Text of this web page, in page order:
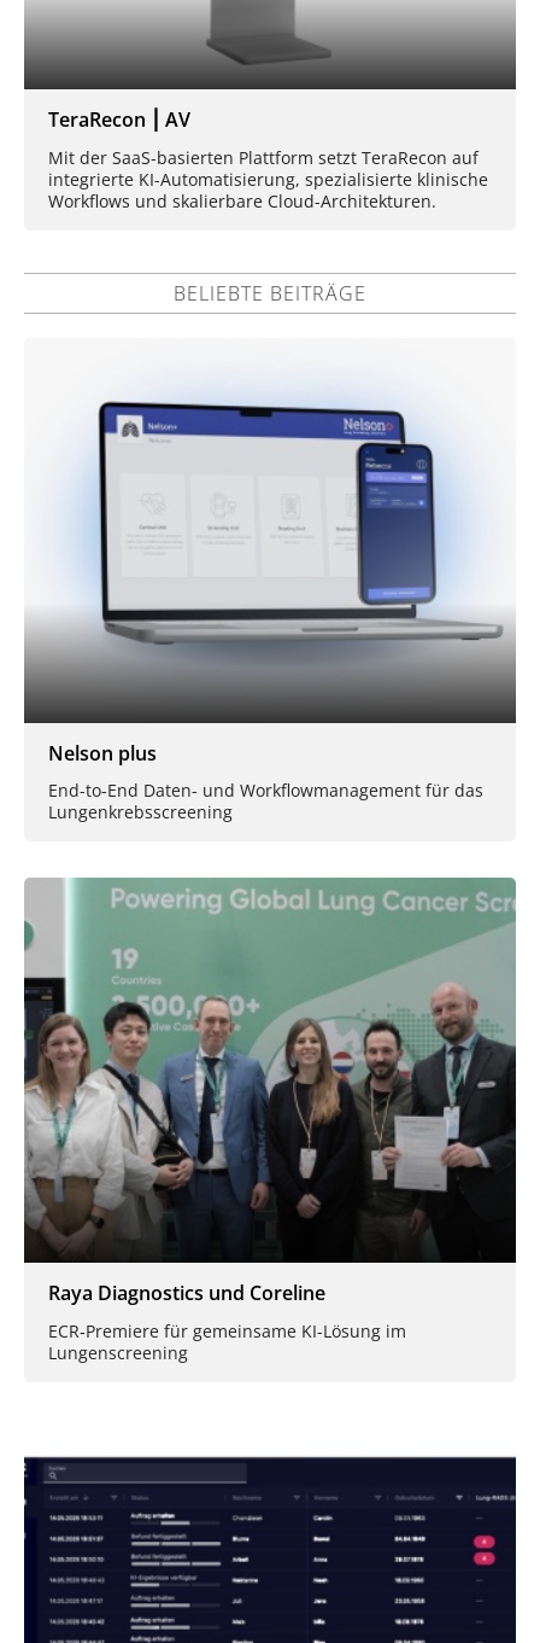
TeraRecon ⎮ AV
Mit der SaaS-basierten Plattform setzt TeraRecon auf
integrierte KI-Automatisierung, spezialisierte klinische
Workflows und skalierbare Cloud-Architekturen.
BELIEBTE BEITRÄGE
Nelson plus
End-to-End Daten- und Workflowmanagement für das
Lungenkrebsscreening
Raya Diagnostics und Coreline
ECR‑Premiere für gemeinsame KI-Lösung im
Lungenscreening